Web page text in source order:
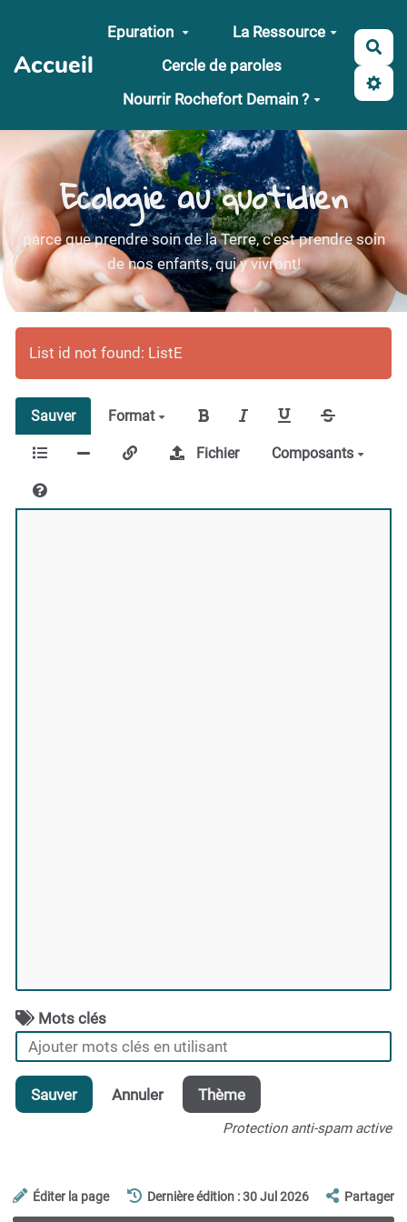
Aller au contenu principal
Accueil
Epuration
La Ressource
Cercle de paroles
Nourrir Rochefort Demain ?
Ecologie au quotidien
parce que prendre soin de la Terre, c'est prendre soin
de nos enfants, qui y vivront!
List id not found: ListE
Sauver Format
Fichier Composants
Mots clés
Sauver Annuler Thème
Protection anti-spam active
Éditer la page Dernière édition : 30 Jul 2026 Partager